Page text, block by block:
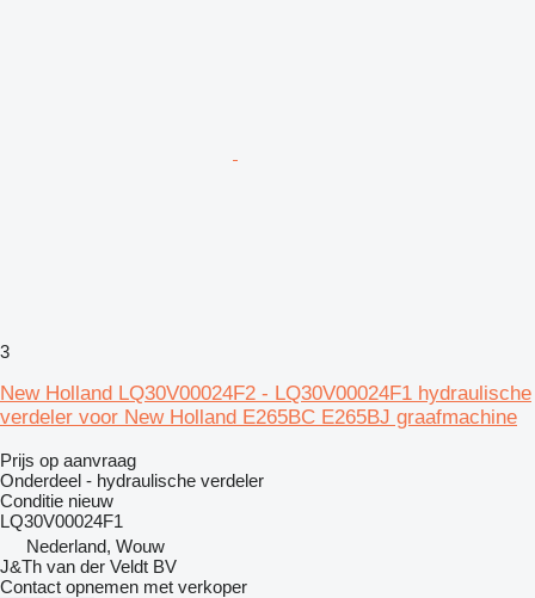
3
New Holland LQ30V00024F2 - LQ30V00024F1 hydraulische
verdeler voor New Holland E265BC E265BJ graafmachine
Prijs op aanvraag
Onderdeel - hydraulische verdeler
Conditie nieuw
LQ30V00024F1
Nederland, Wouw
J&Th van der Veldt BV
Contact opnemen met verkoper